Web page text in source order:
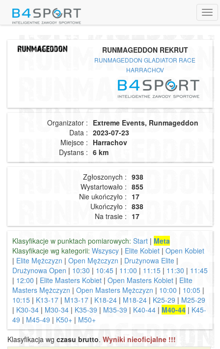
RUNMAGEDDON REKRUT
RUNMAGEDDON GLADIATOR RACE
HARRACHOV
Organizator : Extreme Events, Runmageddon
Data : 2023-07-23
Miejsce : Harrachov
Dystans : 6 km
Zgłoszonych : 938
Wystartowało : 855
Nie ukończyło : 17
Ukończyło : 838
Na trasie : 17
Klasyfikacje w punktach pomiarowych: Start | Meta
Klasyfikacje wg kategorii: Wszyscy | Elite Kobiet | Open Kobiet
| Elite Mężczyzn | Open Mężczyzn | Drużynowa Elite |
Drużynowa Open | 10:30 | 10:45 | 11:00 | 11:15 | 11:30 | 11:45
| 12:00 | Elite Masters Kobiet | Open Masters Kobiet | Elite
Masters Mężczyzn | Open Masters Mężczyzn | 10:00 | 10:05 |
10:15 | K13-17 | M13-17 | K18-24 | M18-24 | K25-29 | M25-29
| K30-34 | M30-34 | K35-39 | M35-39 | K40-44 | M40-44 | K45-
49 | M45-49 | K50+ | M50+
Klasyfikacja wg czasu brutto. Wyniki nieoficjalne !!!